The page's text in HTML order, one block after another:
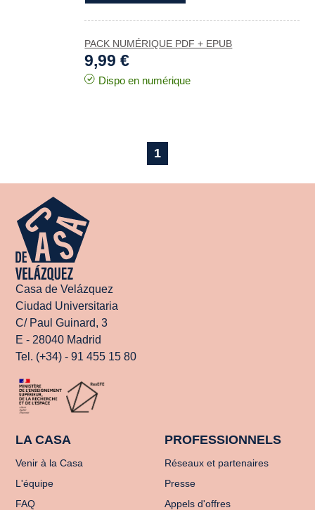
PACK NUMÉRIQUE PDF + EPUB
9,99 €
Dispo en numérique
1
Casa de Velázquez
Ciudad Universitaria
C/ Paul Guinard, 3
E - 28040 Madrid
Tel. (+34) - 91 455 15 80
LA CASA
Venir à la Casa
L'équipe
FAQ
PROFESSIONNELS
Réseaux et partenaires
Presse
Appels d'offres